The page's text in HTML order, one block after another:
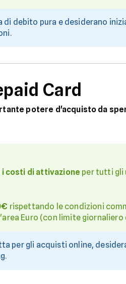
debito pura e desiderano
Card
potere d'acquisto da
i costi di attivazione per tutti gli
rispettando le condizioni
Euro (con limite giornaliero
per gli acquisti online,